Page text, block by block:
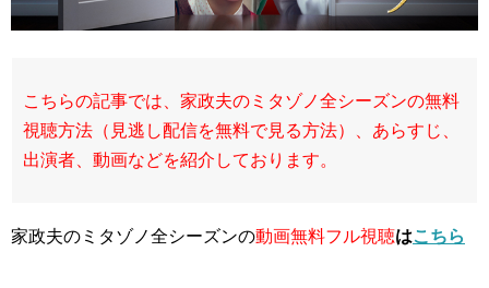
こちらの記事では、家政夫のミタゾノ全シーズンの無料
視聴方法（見逃し配信を無料で見る方法）、あらすじ、
出演者、動画などを紹介しております。
家政夫のミタゾノ全シーズンの動画無料フル視聴はこちら